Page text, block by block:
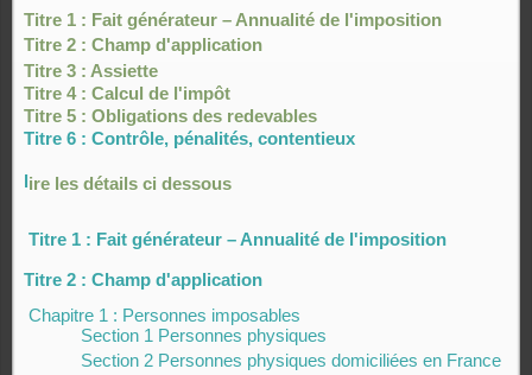
Titre 1 : Fait générateur – Annualité de l'imposition
Titre 2 : Champ d'application
Titre 3 : Assiette
Titre 4 : Calcul de l'impôt
Titre 5 : Obligations des redevables
Titre 6 : Contrôle, pénalités, contentieux
lire les détails ci dessous
Titre 1 : Fait générateur – Annualité de l'imposition
Titre 2 : Champ d'application
Chapitre 1 : Personnes imposables
Section 1 Personnes physiques
Section 2 Personnes physiques domiciliées en France